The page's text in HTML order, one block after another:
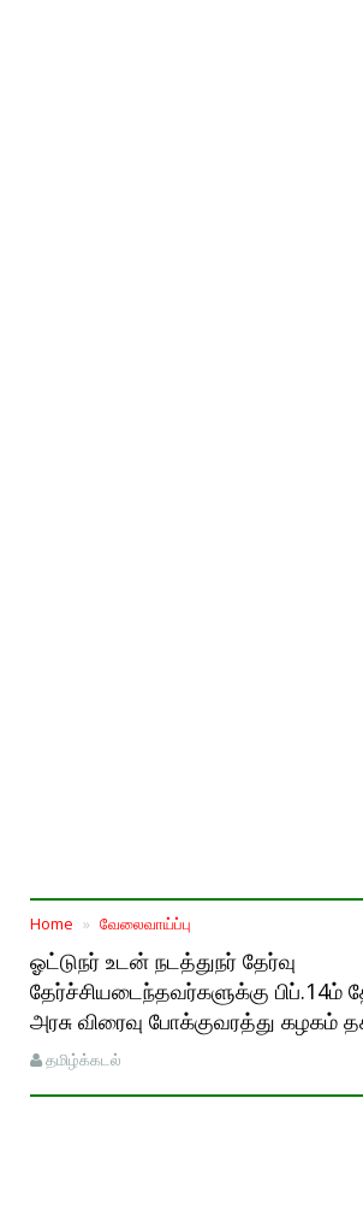
Home வேலைவாய்ப்பு
ஓட்டுநர் உடன் நடத்துநர் தேர்வு
தேர்ச்சியடைந்தவர்களுக்கு பிப்.14ம்
அரசு விரைவு போக்குவரத்து கழகம்
தமிழ்க்கடல்